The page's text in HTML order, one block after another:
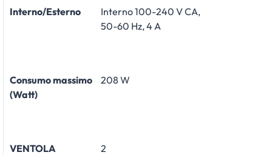
Interno/Esterno
Interno 100-240 V CA,
50-60 Hz, 4 A
Consumo massimo
(Watt)
208 W
VENTOLA 2